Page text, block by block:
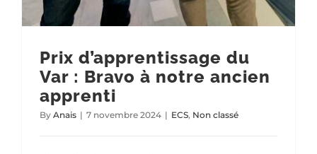
Prix d’apprentissage du
Var : Bravo à notre ancien
apprenti
By Anais | 7 novembre 2024 | ECS, Non classé